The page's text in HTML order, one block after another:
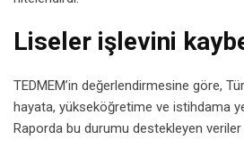
Liseler işlevini
TEDMEM’in değerlendirmesine göre,
hayata, yükseköğretime ve istihdama
Raporda bu durumu destekleyen veriler